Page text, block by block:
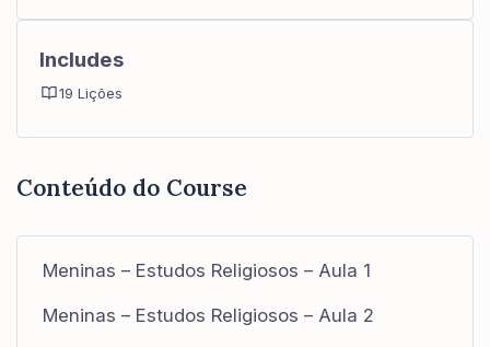
Conteúdo do Course
Meninas – Estudos Religiosos – Aula 1
Meninas – Estudos Religiosos – Aula 2
Includes
19 Lições